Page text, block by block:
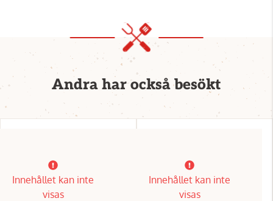
Andra har också besökt
Innehållet kan inte
visas
Innehållet kan inte
visas